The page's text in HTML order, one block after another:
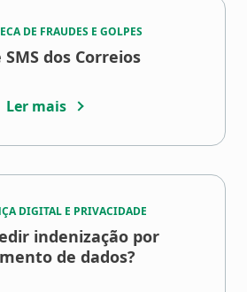
DE FRAUDES E GOLPES
SMS dos Correios
Ler mais
DIGITAL E PRIVACIDADE
indenização por
de dados?